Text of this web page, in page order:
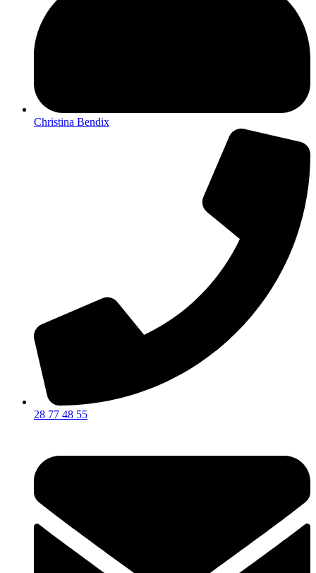
Christina Bendix
28 77 48 55